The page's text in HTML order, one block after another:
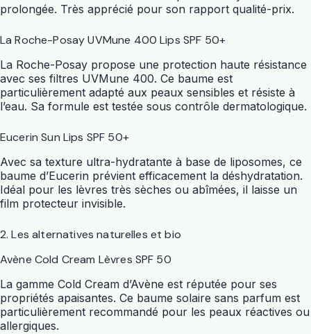
prolongée. Très apprécié pour son rapport qualité-prix.
La Roche-Posay UVMune 400 Lips SPF 50+
La Roche-Posay propose une protection haute résistance
avec ses filtres UVMune 400. Ce baume est
particulièrement adapté aux peaux sensibles et résiste à
l’eau. Sa formule est testée sous contrôle dermatologique.
Eucerin Sun Lips SPF 50+
Avec sa texture ultra-hydratante à base de liposomes, ce
baume d’Eucerin prévient efficacement la déshydratation.
Idéal pour les lèvres très sèches ou abîmées, il laisse un
film protecteur invisible.
2. Les alternatives naturelles et bio
Avène Cold Cream Lèvres SPF 50
La gamme Cold Cream d’Avène est réputée pour ses
propriétés apaisantes. Ce baume solaire sans parfum est
particulièrement recommandé pour les peaux réactives ou
allergiques.